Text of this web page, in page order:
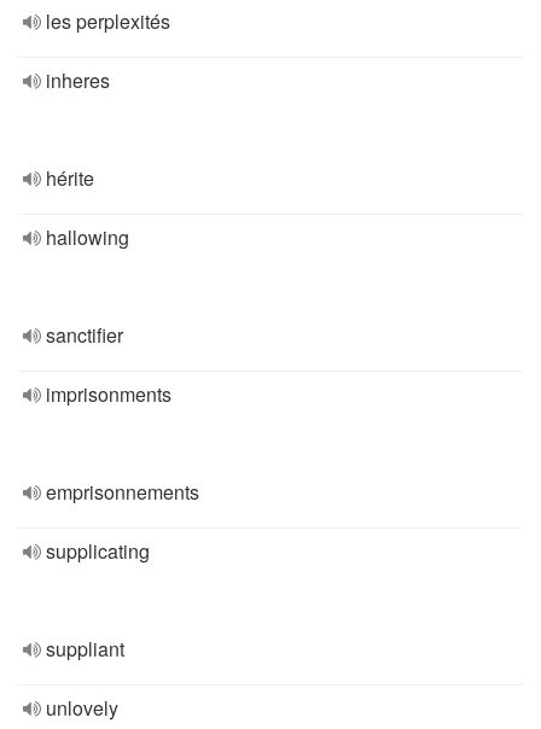
les perplexités
inheres
hérite
hallowing
sanctifier
imprisonments
emprisonnements
supplicating
suppliant
unlovely